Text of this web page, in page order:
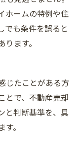
ホームの特例や住
でも条件を誤ると
ます。
じたことがある方
とで、不動産売却
と判断基準を、具
。